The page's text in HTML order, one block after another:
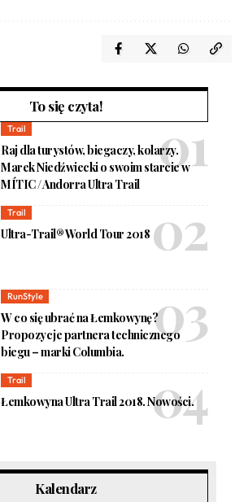
To się czyta!
Trail
Raj dla turystów, biegaczy, kolarzy.
Marek Niedźwiecki o swoim starcie w
MÍTIC / Andorra Ultra Trail
Trail
Ultra-Trail® World Tour 2018
RunStyle
W co się ubrać na Łemkowynę?
Propozycje partnera technicznego
biegu – marki Columbia.
Trail
Łemkowyna Ultra Trail 2018. Nowości.
Kalendarz